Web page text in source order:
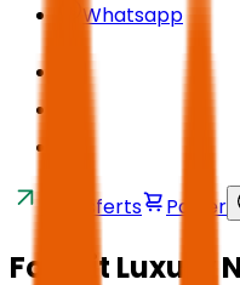
Whatsapp
Transferts Panier
Forfait Luxury